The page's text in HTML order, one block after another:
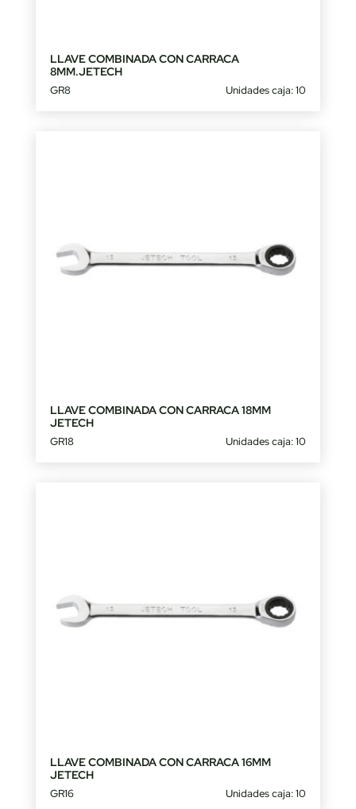
LLAVE COMBINADA CON CARRACA
8MM.JETECH
GR8 Unidades caja: 10
LLAVE COMBINADA CON CARRACA 18MM
JETECH
GR18 Unidades caja: 10
LLAVE COMBINADA CON CARRACA 16MM
JETECH
GR16 Unidades caja: 10